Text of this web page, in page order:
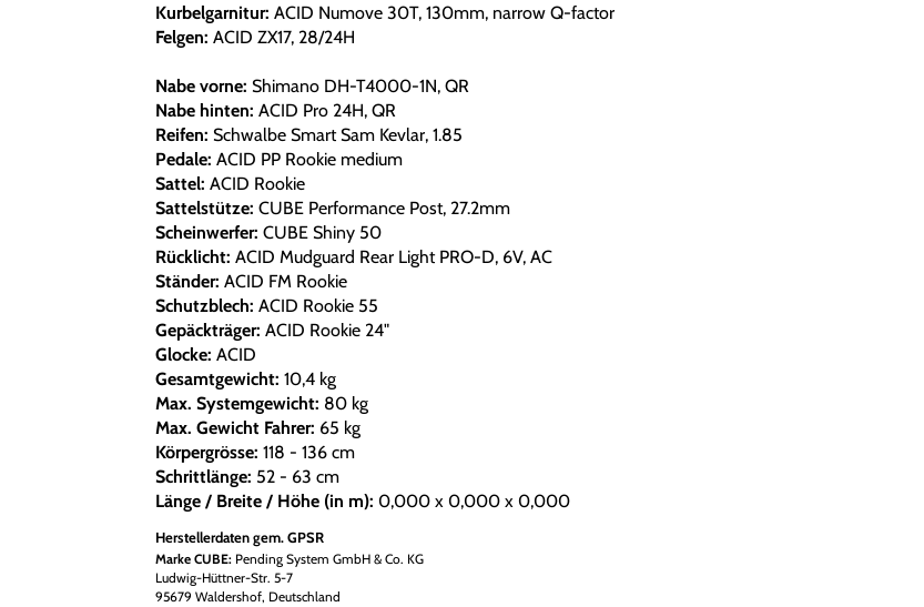
Kurbelgarnitur: ACID Numove 30T, 130mm, narrow Q-factor
Felgen: ACID ZX17, 28/24H
Nabe vorne: Shimano DH-T4000-1N, QR
Nabe hinten: ACID Pro 24H, QR
Reifen: Schwalbe Smart Sam Kevlar, 1.85
Pedale: ACID PP Rookie medium
Sattel: ACID Rookie
Sattelstütze: CUBE Performance Post, 27.2mm
Scheinwerfer: CUBE Shiny 50
Rücklicht: ACID Mudguard Rear Light PRO-D, 6V, AC
Ständer: ACID FM Rookie
Schutzblech: ACID Rookie 55
Gepäckträger: ACID Rookie 24"
Glocke: ACID
Gesamtgewicht: 10,4 kg
Max. Systemgewicht: 80 kg
Max. Gewicht Fahrer: 65 kg
Körpergrösse: 118 - 136 cm
Schrittlänge: 52 - 63 cm
Länge / Breite / Höhe (in m): 0,000 x 0,000 x 0,000
Herstellerdaten gem. GPSR
Marke CUBE:Pending System GmbH & Co. KG
Ludwig-Hüttner-Str. 5-7
95679 Waldershof, Deutschland